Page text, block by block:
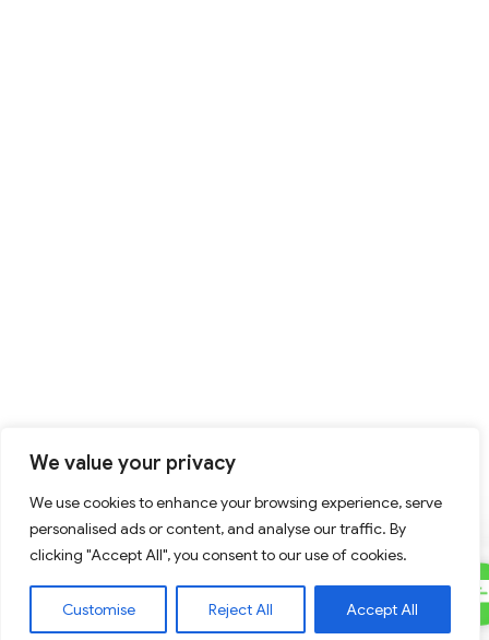
We value your privacy
We use cookies to enhance your browsing experience, serve
personalised ads or content, and analyse our traffic. By
clicking "Accept All", you consent to our use of cookies.
Customise Reject All Accept All